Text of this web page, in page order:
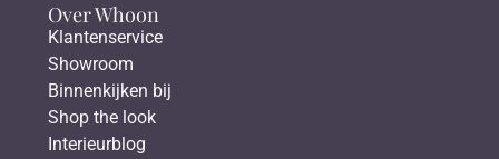
Over Whoon
Klantenservice
Showroom
Binnenkijken bij
Shop the look
Interieurblog